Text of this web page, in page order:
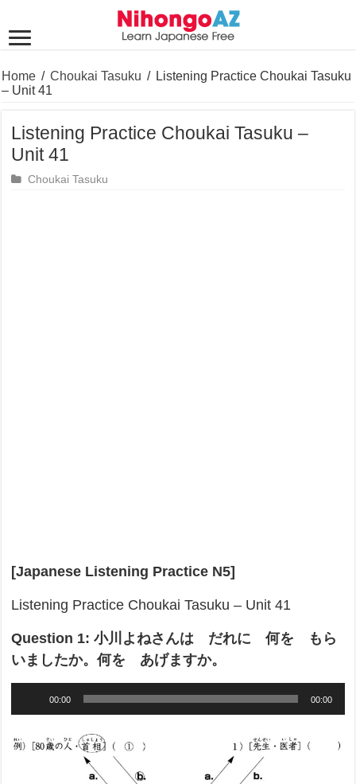
Home / Choukai Tasuku / Listening Practice Choukai Tasuku
– Unit 41
Listening Practice Choukai Tasuku –
Unit 41
Choukai Tasuku
[Japanese Listening Practice N5]
Listening Practice Choukai Tasuku – Unit 41
Question 1: 小川よねさんは だれに 何を もら
いましたか。何を あげますか。
00:00 00:00